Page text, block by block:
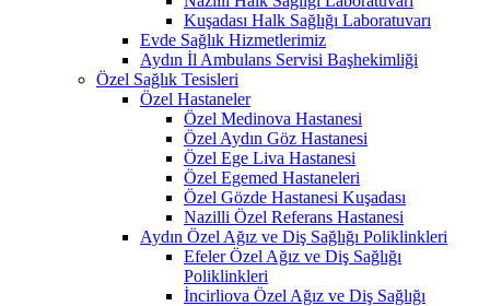
Kuşadası Halk Sağlığı Laboratuvarı
Evde Sağlık Hizmetlerimiz
Aydın İl Ambulans Servisi Başhekimliği
Özel Sağlık Tesisleri
Özel Hastaneler
Özel Medinova Hastanesi
Özel Aydın Göz Hastanesi
Özel Ege Liva Hastanesi
Özel Egemed Hastaneleri
Özel Gözde Hastanesi Kuşadası
Nazilli Özel Referans Hastanesi
Aydın Özel Ağız ve Diş Sağlığı Poliklinkleri
Efeler Özel Ağız ve Diş Sağlığı
Poliklinkleri
İncirliova Özel Ağız ve Diş Sağlığı